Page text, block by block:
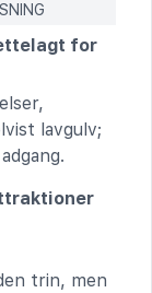
for
lavgulv;
trin, men